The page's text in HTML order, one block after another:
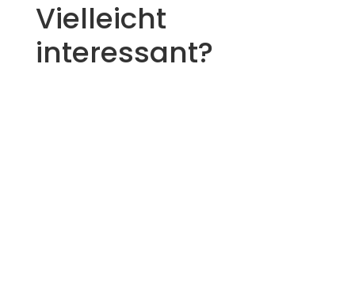
Vielleicht
interessant?